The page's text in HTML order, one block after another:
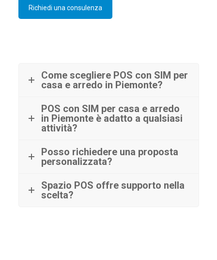
Richiedi una consulenza
Come scegliere POS con SIM per
casa e arredo in Piemonte?
POS con SIM per casa e arredo
in Piemonte è adatto a qualsiasi
attività?
Posso richiedere una proposta
personalizzata?
Spazio POS offre supporto nella
scelta?